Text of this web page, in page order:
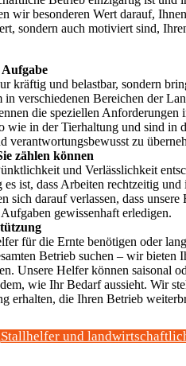
wir besonderen Wert darauf,
sondern auch motiviert sind,
kräftig und belastbar, sondern
in verschiedenen Bereichen der
die speziellen Anforderungen
wie in der Tierhaltung und sind in
verantwortungsbewusst zu
zählen können
und Verlässlichkeit
ist, dass Arbeiten rechtzeitig und
sich darauf verlassen, dass unsere
gewissenhaft erledigen.
für die Ernte benötigen oder
Betrieb suchen – wir bieten
Unsere Helfer können saisonal
wie Ihr Bedarf aussieht. Wir
erhalten, die Ihren Betrieb
Stallhelfer und